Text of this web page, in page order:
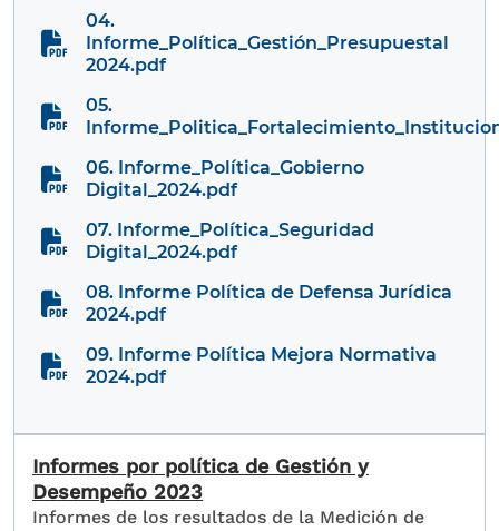
04.
Informe_Política_Gestión_Presupuestal
2024.pdf
05.
06. Informe_Política_Gobierno
Digital_2024.pdf
07. Informe_Política_Seguridad
Digital_2024.pdf
08. Informe Política de Defensa Jurídica
2024.pdf
09. Informe Política Mejora Normativa
2024.pdf
Informes por política de Gestión y
Desempeño 2023
Informes de los resultados de la Medición de